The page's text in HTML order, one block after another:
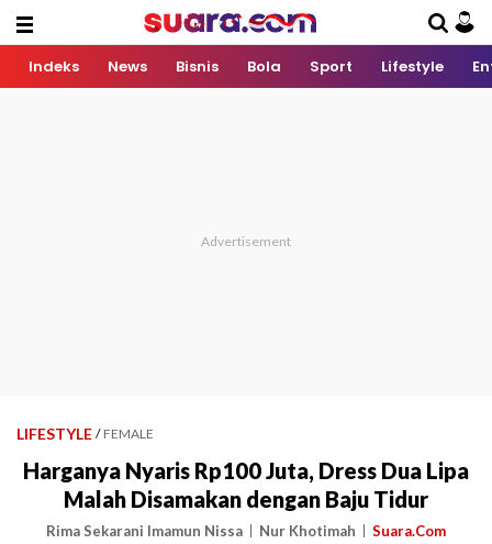
Indeks News Bisnis Bola Sport Lifestyle
LIFESTYLE / FEMALE
Harganya Nyaris Rp100 Juta, Dress Dua Lipa
Malah Disamakan dengan Baju Tidur
Rima Sekarani Imamun Nissa Nur Khotimah Suara.Com